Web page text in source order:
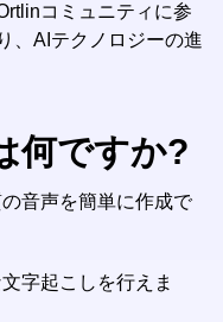
コミュニティに参
、AIテクノロジーの進
何ですか?
音声を簡単に作成で
字起こしを行えま